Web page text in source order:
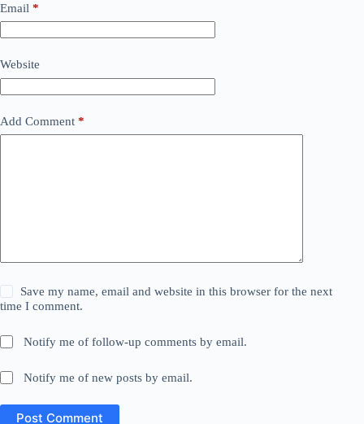
Email *
Website
Add Comment *
Save my name, email and website in this browser for the next
time I comment.
Notify me of follow-up comments by email.
Notify me of new posts by email.
Post Comment